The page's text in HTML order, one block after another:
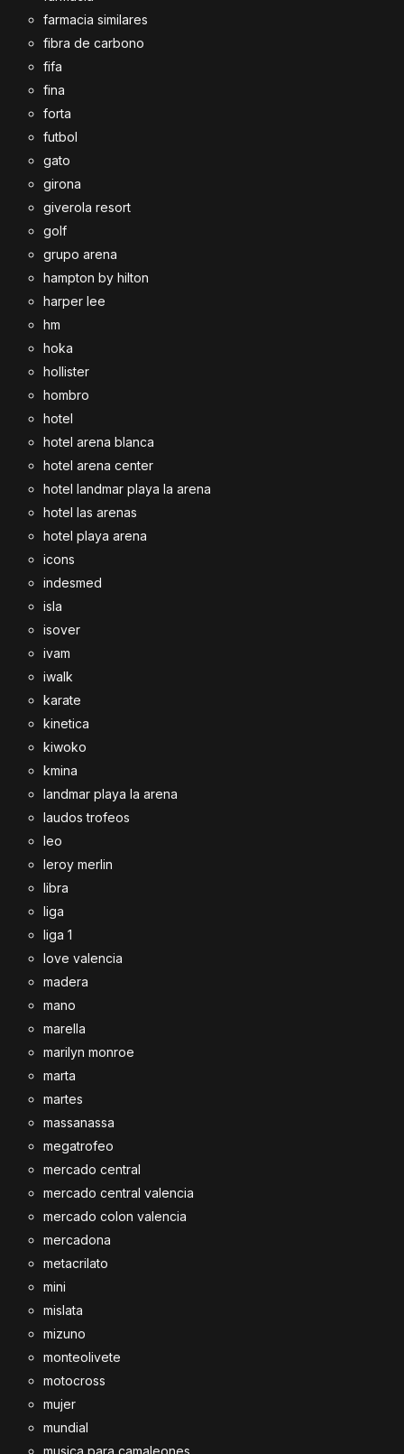
farmacia similares
fibra de carbono
fifa
fina
forta
futbol
gato
girona
giverola resort
golf
grupo arena
hampton by hilton
harper lee
hm
hoka
hollister
hombro
hotel
hotel arena blanca
hotel arena center
hotel landmar playa la arena
hotel las arenas
hotel playa arena
icons
indesmed
isla
isover
ivam
iwalk
karate
kinetica
kiwoko
kmina
landmar playa la arena
laudos trofeos
leo
leroy merlin
libra
liga
liga 1
love valencia
madera
mano
marella
marilyn monroe
marta
martes
massanassa
megatrofeo
mercado central
mercado central valencia
mercado colon valencia
mercadona
metacrilato
mini
mislata
mizuno
monteolivete
motocross
mujer
mundial
musica para camaleones